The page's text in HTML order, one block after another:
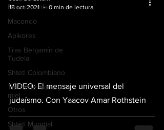
Dromomanía
Macondo
Apikores
Tras Benjamín de
Tudela
Shtetl Colombiano
Tierra de leche y
miel
Otros
Shtetl Mundial
VIDEO: El mensaje universal del
judaísmo. Con Yaacov Amar Rothstein
18 oct 2021
0 min de lectura